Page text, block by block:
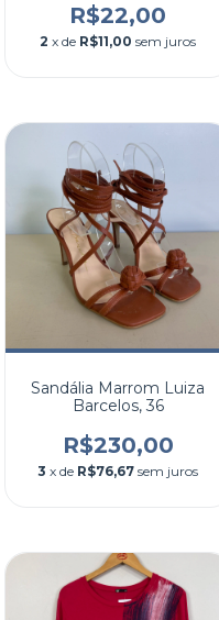
R$22,00
2 x de R$11,00 sem juros
Sandália Marrom Luiza
Barcelos, 36
R$230,00
3 x de R$76,67 sem juros